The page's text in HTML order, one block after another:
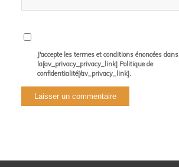
J'accepte les termes et conditions énoncées dans
la[av_privacy_privacy_link] Politique de
confidentialité[/av_privacy_link].